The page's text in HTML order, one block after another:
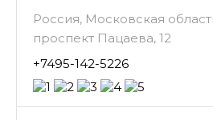
Россия, Московская
проспект Пацаева, 12
+7495-142-5226